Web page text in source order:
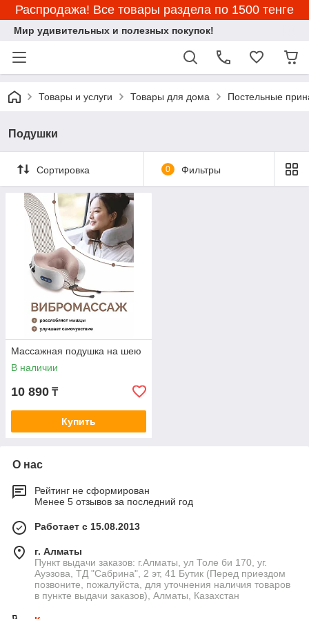
Распродажа! Все товары раздела по 1500 тенге
Мир удивительных и полезных покупок!
Товары и услуги Товары для дома Постельные
Подушки
Сортировка 0 Фильтры
Массажная подушка на шею
В наличии
10 890 ₸
Купить
О нас
Рейтинг не сформирован
Менее 5 отзывов за последний год
Работает с 15.08.2013
г. Алматы
Пункт выдачи заказов: г.Алматы, ул Толе би 170, уг.
Ауэзова, ТД "Сабрина", 2 эт, 41 Бутик (Перед приездом
позвоните, пожалуйста, для уточнения наличия товаров
в пункте выдачи заказов), Алматы, Казахстан